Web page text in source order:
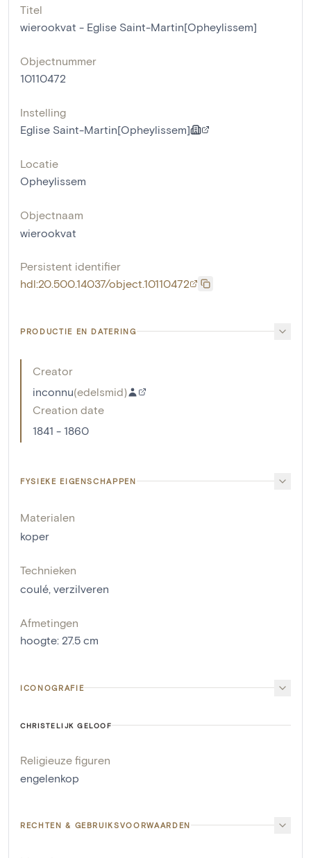
Titel
wierookvat - Eglise Saint-Martin[Opheylissem]
Objectnummer
10110472
Instelling
Eglise Saint-Martin[Opheylissem]
Locatie
Opheylissem
Objectnaam
wierookvat
Persistent identifier
hdl:20.500.14037/object.10110472
PRODUCTIE EN DATERING
Creator
inconnu(edelsmid)
Creation date
1841 - 1860
FYSIEKE EIGENSCHAPPEN
Materialen
koper
Technieken
coulé, verzilveren
Afmetingen
hoogte: 27.5 cm
ICONOGRAFIE
CHRISTELIJK GELOOF
Religieuze figuren
engelenkop
RECHTEN & GEBRUIKSVOORWAARDEN